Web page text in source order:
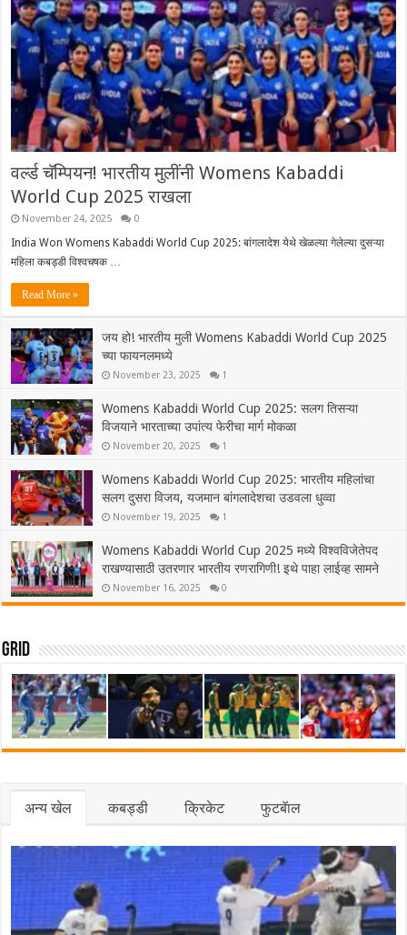
वर्ल्ड चॅम्पियन! भारतीय मुलींनी Womens Kabaddi
World Cup 2025 राखला
November 24, 2025 0
India Won Womens Kabaddi World Cup 2025: बांगलादेश येथे खेळल्या गेलेल्या दुसऱ्या
महिला कबड्डी विश्वचषक …
Read More »
जय हो! भारतीय मुली Womens Kabaddi World Cup 2025
च्या फायनलमध्ये
November 23, 2025 1
Womens Kabaddi World Cup 2025: सलग तिसऱ्या
विजयाने भारताच्या उपांत्य फेरीचा मार्ग मोकळा
November 20, 2025 1
Womens Kabaddi World Cup 2025: भारतीय महिलांचा
सलग दुसरा विजय, यजमान बांगलादेशचा उडवला धुव्वा
November 19, 2025 1
Womens Kabaddi World Cup 2025 मध्ये विश्वविजेतेपद
राखण्यासाठी उतरणार भारतीय रणरागिणी! इथे पाहा लाईव्ह सामने
November 16, 2025 0
Grid
अन्य खेल कबड्डी क्रिकेट फुटबॅाल